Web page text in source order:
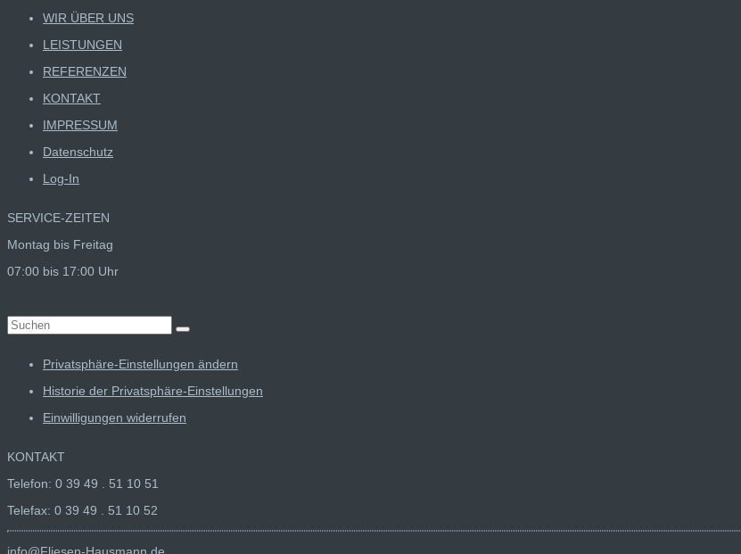
WIR ÜBER UNS
LEISTUNGEN
REFERENZEN
KONTAKT
IMPRESSUM
Datenschutz
Log-In
SERVICE-ZEITEN
Montag bis Freitag
07:00 bis 17:00 Uhr
Suchen
Privatsphäre-Einstellungen ändern
Historie der Privatsphäre-Einstellungen
Einwilligungen widerrufen
KONTAKT
Telefon: 0 39 49 . 51 10 51
Telefax: 0 39 49 . 51 10 52